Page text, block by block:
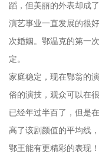
蹈，但美丽的外表却成
演艺事业一直发展的很
次婚姻。鄂温克的第一
定。
家庭稳定，现在鄂翁的
俗的演技，观众可以在
已经年过半百了，但是
高了该剧颜值的平均线
鄂王能有更精彩的表现